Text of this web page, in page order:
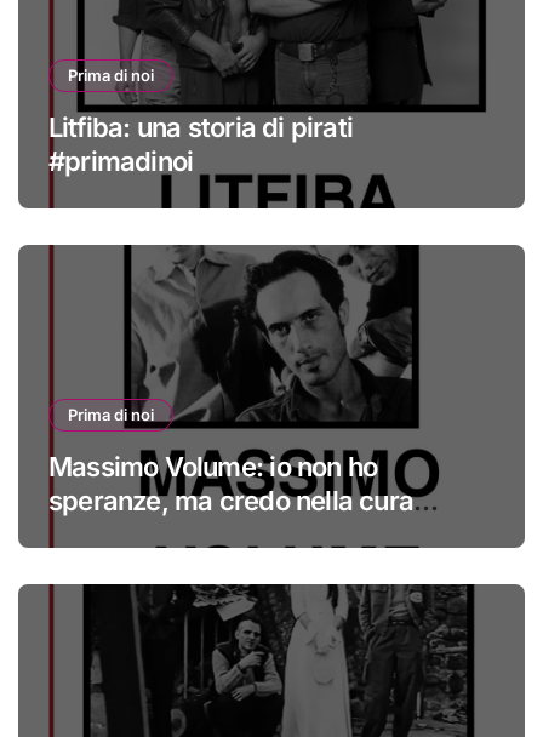
Prima di noi
Litfiba: una storia di pirati
#primadinoi
Prima di noi
Massimo Volume: io non ho
speranze, ma credo nella cura